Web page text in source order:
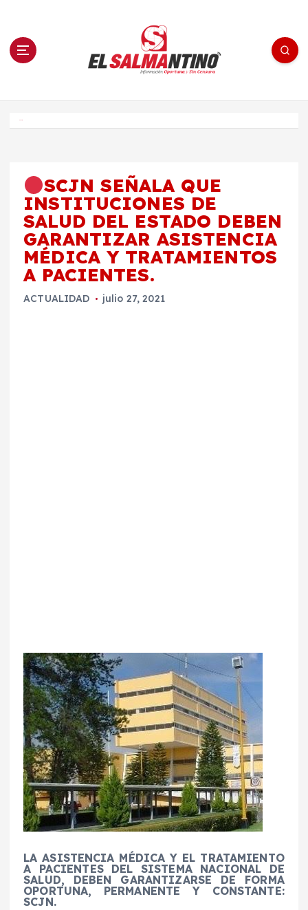
n El Salmantino - medios/noticias/editorial
SCJN SEÑALA QUE
INSTITUCIONES DE
SALUD DEL ESTADO DEBEN
GARANTIZAR ASISTENCIA
MÉDICA Y TRATAMIENTOS
A PACIENTES.
ACTUALIDAD julio 27, 2021
LA ASISTENCIA MÉDICA Y EL TRATAMIENTO
A PACIENTES DEL SISTEMA NACIONAL DE
SALUD, DEBEN GARANTIZARSE DE FORMA
OPORTUNA, PERMANENTE Y CONSTANTE:
SCJN.